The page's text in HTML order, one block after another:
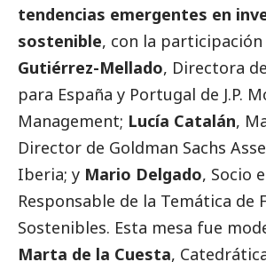
tendencias emergentes en
sostenible, con la participación
Gutiérrez-Mellado, Directora
para España y Portugal de J.P.
Management; Lucía Catalán,
Director de Goldman Sachs
Iberia; y Mario Delgado, Socio
Responsable de la Temática de
Sostenibles. Esta mesa fue
Marta de la Cuesta,